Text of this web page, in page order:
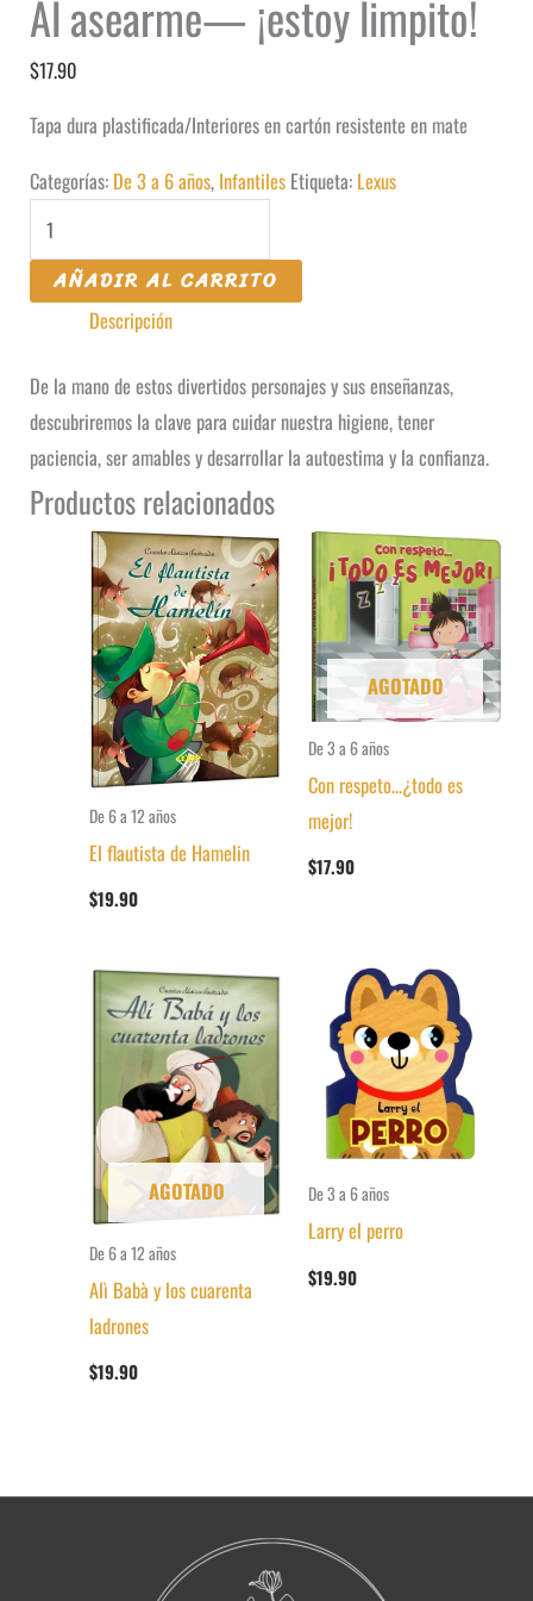
Al asearme— ¡estoy limpito!
$17.90
Tapa dura plastificada/Interiores en cartón resistente en mate
Categorías: De 3 a 6 años, Infantiles Etiqueta: Lexus
limpito!
cantidad
AÑADIR AL CARRITO
Descripción
De la mano de estos divertidos personajes y sus enseñanzas,
descubriremos la clave para cuidar nuestra higiene, tener
paciencia, ser amables y desarrollar la autoestima y la confianza.
Productos relacionados
De 6 a 12 años
El flautista de Hamelin
$19.90
AGOTADO
De 3 a 6 años
Con respeto…¿todo es
mejor!
$17.90
AGOTADO
De 6 a 12 años
Alì Babà y los cuarenta
ladrones
$19.90
De 3 a 6 años
Larry el perro
$19.90